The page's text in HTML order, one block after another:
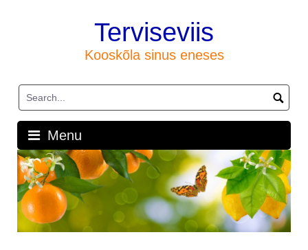
Terviseviis
Kooskõla sinus eneses
Menu